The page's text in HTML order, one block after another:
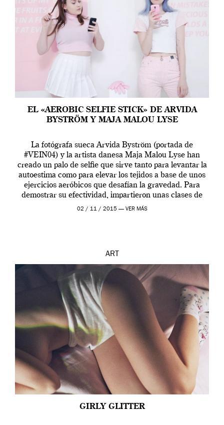
EL «AEROBIC SELFIE STICK» DE ARVIDA
BYSTRÖM Y MAJA MALOU LYSE
La fotógrafa sueca Arvida Byström (portada de
#VEIN04) y la artista danesa Maja Malou Lyse han
creado un palo de selfie que sirve tanto para levantar la
autoestima como para elevar los tejidos a base de unos
ejercicios aeróbicos que desafían la gravedad. Para
demostrar su efectividad, impartieron unas clases de
prueba en el Tate […]
02 / 11 / 2015 — VER MÁS
ART
GIRLY GLITTER